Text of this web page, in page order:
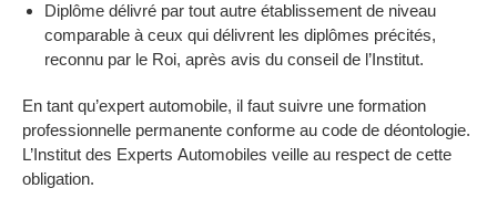
Diplôme délivré par tout autre établissement de niveau
comparable à ceux qui délivrent les diplômes précités,
reconnu par le Roi, après avis du conseil de l’Institut.
En tant qu’expert automobile, il faut suivre une formation
professionnelle permanente conforme au code de déontologie.
L’Institut des Experts Automobiles veille au respect de cette
obligation.